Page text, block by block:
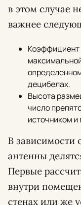
в этом случае
важнее
Коэффициент
децибелах.
Высота
число
источником и
В зависимости
антенны
Первые
внутри
стенах или же